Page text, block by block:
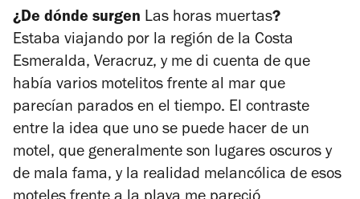
¿De dónde surgen Las horas muertas?
Estaba viajando por la región de la Costa
Esmeralda, Veracruz, y me di cuenta de que
había varios motelitos frente al mar que
parecían parados en el tiempo. El contraste
entre la idea que uno se puede hacer de un
motel, que generalmente son lugares oscuros y
de mala fama, y la realidad melancólica de esos